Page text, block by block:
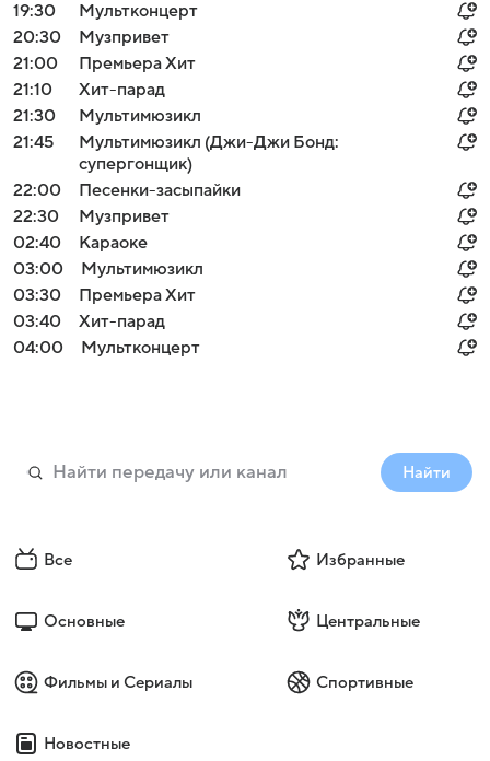
19:30
Мультконцерт
20:30
Музпривет
21:00
Премьера Хит
21:10
Хит-парад
21:30
Мультимюзикл
21:45
Мультимюзикл (Джи-Джи Бонд:
супергонщик)
22:00
Песенки-засыпайки
22:30
Музпривет
02:40
Караоке
03:00
Мультимюзикл
03:30
Премьера Хит
03:40
Хит-парад
04:00
Мультконцерт
Найти
Все Избранные
Основные Центральные
Фильмы и Сериалы Спортивные
Новостные